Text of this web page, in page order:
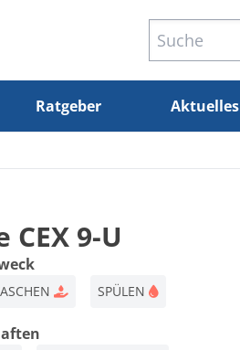
Ratgeber Aktuelles
CEX 9-U
SPÜLEN